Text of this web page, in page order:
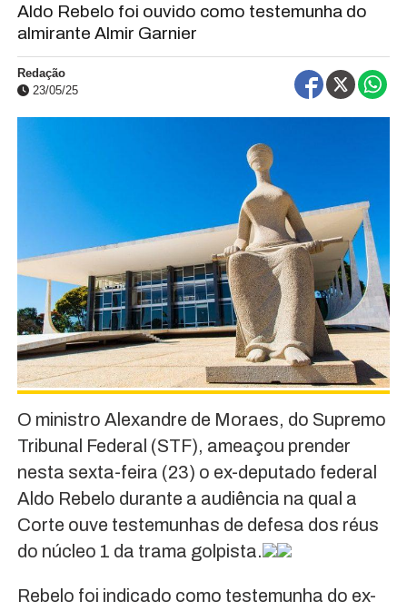
Aldo Rebelo foi ouvido como testemunha do
almirante Almir Garnier
Redação
23/05/25
O ministro Alexandre de Moraes, do Supremo
Tribunal Federal (STF), ameaçou prender
nesta sexta-feira (23) o ex-deputado federal
Aldo Rebelo durante a audiência na qual a
Corte ouve testemunhas de defesa dos réus
do núcleo 1 da trama golpista.
Rebelo foi indicado como testemunha do ex-